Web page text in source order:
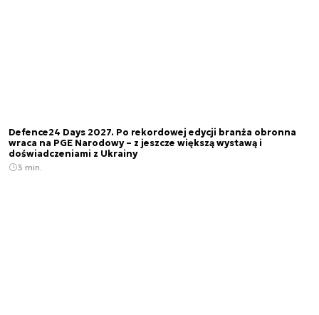
Defence24 Days 2027. Po rekordowej edycji branża obronna
wraca na PGE Narodowy – z jeszcze większą wystawą i
doświadczeniami z Ukrainy
3 min.